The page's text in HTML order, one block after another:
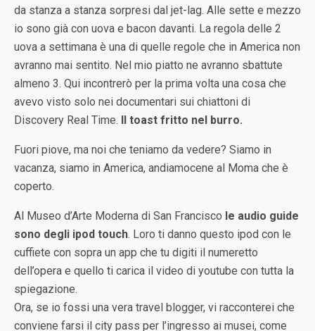
da stanza a stanza sorpresi dal jet-lag. Alle sette e mezzo
io sono già con uova e bacon davanti. La regola delle 2
uova a settimana è una di quelle regole che in America non
avranno mai sentito. Nel mio piatto ne avranno sbattute
almeno 3. Qui incontrerò per la prima volta una cosa che
avevo visto solo nei documentari sui chiattoni di
Discovery Real Time. Il toast fritto nel burro.
Fuori piove, ma noi che teniamo da vedere? Siamo in
vacanza, siamo in America, andiamocene al Moma che è
coperto.
Al Museo d’Arte Moderna di San Francisco le audio guide
sono degli ipod touch. Loro ti danno questo ipod con le
cuffiete con sopra un app che tu digiti il numeretto
dell’opera e quello ti carica il video di youtube con tutta la
spiegazione.
Ora, se io fossi una vera travel blogger, vi racconterei che
conviene farsi il city pass per l’ingresso ai musei, come